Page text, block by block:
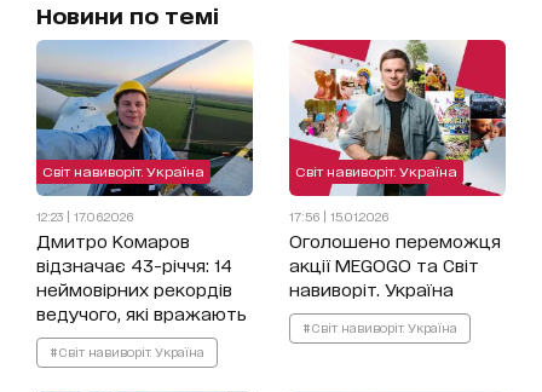
Новини по темі
Світ навиворіт. Україна
12:23 | 17.06.2026
Дмитро Комаров
відзначає 43-річчя: 14
неймовірних рекордів
ведучого, які вражають
#Світ навиворіт. Україна
Світ навиворіт. Україна
17:56 | 15.01.2026
Оголошено переможця
акції MEGOGO та Світ
навиворіт. Україна
#Світ навиворіт. Україна